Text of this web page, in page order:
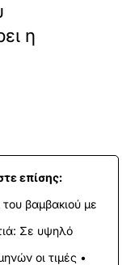
η
επίσης:
βαμβακιού με
Σε υψηλό
οι τιμές •